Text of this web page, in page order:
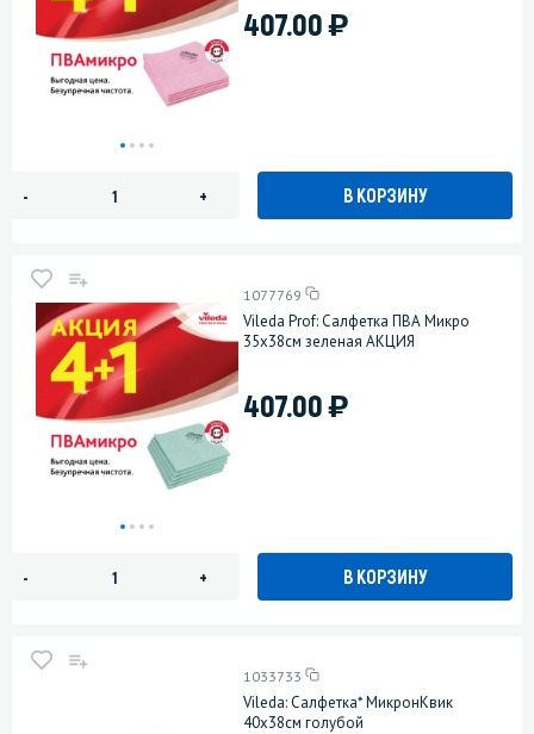
407.00)
- + В КОРЗИНУ
1077769
Vileda Prof: Салфетка ПВА Микро
35х38см зеленая АКЦИЯ
407.00)
- + В КОРЗИНУ
1033733
Vileda: Салфетка* МикронКвик
40х38см голубой